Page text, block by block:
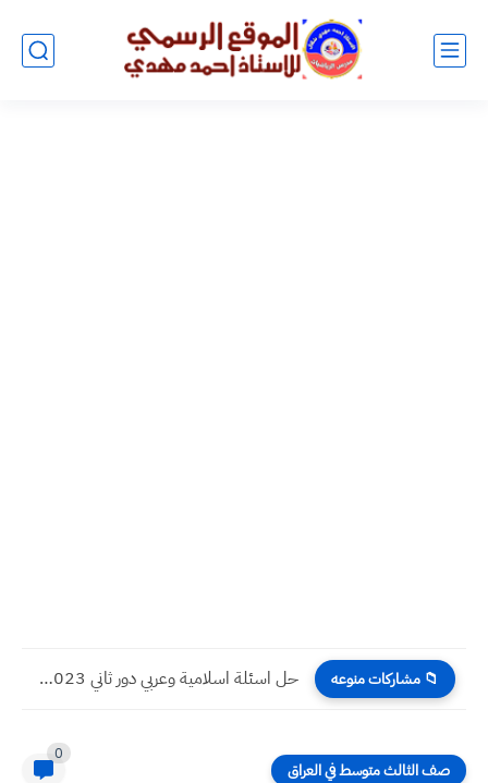
📁 مشاركات منوعه حل اسئلة اسلامية وعربي دور ثاني 2023 صف ثالث متوسط
صف الثالث متوسط في العراق
0